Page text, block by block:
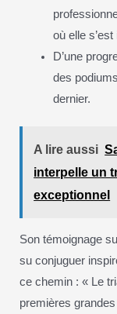
où elle
D’une
des
dernier.
A lire aussi
interpelle un
exceptionnel
Son témoignage
su conjuguer
ce chemin : « Le
premières